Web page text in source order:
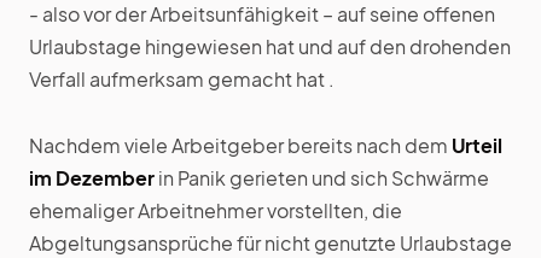
- also vor der Arbeitsunfähigkeit – auf seine offenen
Urlaubstage hingewiesen hat und auf den drohenden
Verfall aufmerksam gemacht hat .
Nachdem viele Arbeitgeber bereits nach dem Urteil
im Dezemberin Panik gerieten und sich Schwärme
ehemaliger Arbeitnehmer vorstellten, die
Abgeltungsansprüche für nicht genutzte Urlaubstage